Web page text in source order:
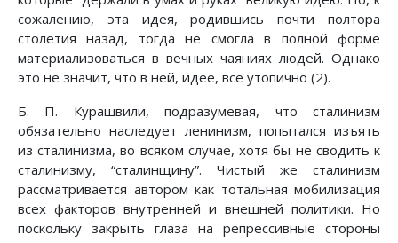
сожалению, эта идея, родившись почти полтора
столетия назад, тогда не смогла в полной форме
материализоваться в вечных чаяниях людей. Однако
это не значит, что в ней, идее, всё утопично (2).
Б. П. Курашвили, подразумевая, что сталинизм
обязательно наследует ленинизм, попытался изъять
из сталинизма, во всяком случае, хотя бы не сводить к
сталинизму, “сталинщину”. Чистый же сталинизм
рассматривается автором как тотальная мобилизация
всех факторов внутренней и внешней политики. Но
поскольку закрыть глаза на репрессивные стороны